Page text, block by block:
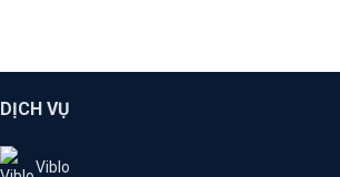
DỊCH VỤ
Viblo